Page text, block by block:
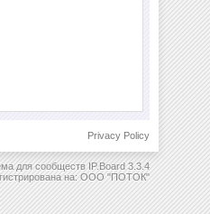
Privacy Policy
для сообществ IP.Board 3.3.4
на: ООО "ПОТОК"